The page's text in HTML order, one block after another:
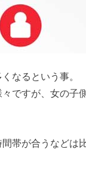
なるという事。
ですが、女の子
帯が合うなどは